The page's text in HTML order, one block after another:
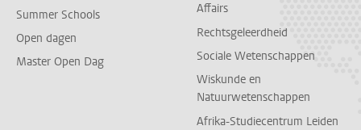
Summer Schools
Open dagen
Master Open Dag
Affairs
Rechtsgeleerdheid
Sociale Wetenschappen
Wiskunde en
Natuurwetenschappen
Afrika-Studiecentrum Leiden